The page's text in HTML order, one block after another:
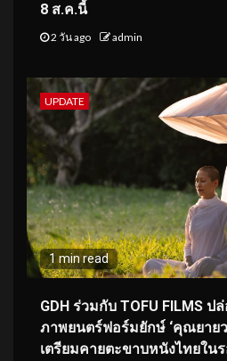
8 ส.ค.นี้
2 วัน ago admin
UPDATE
1 min read
GDH ร่วมกับ TOFU FILMS ป
ภาพยนตร์ฟอร์มยักษ์ ‘คุณยายว
เตรียมคายตะขาบหนังไทยใ